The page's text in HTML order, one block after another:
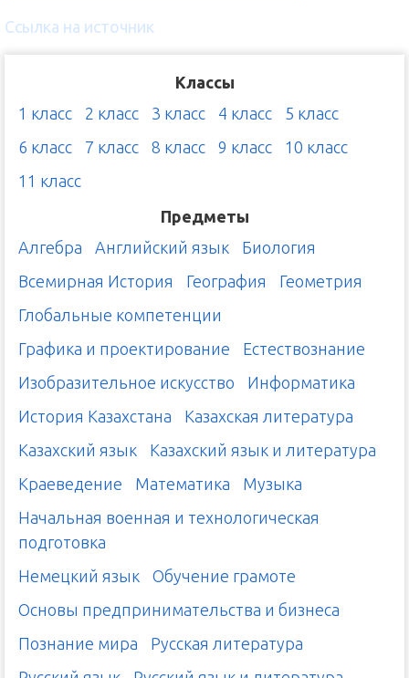
Ссылка на источник
Классы
1 класс
2 класс 3 класс 4 класс
5 класс
6 класс
7 класс 8 класс 9 класс
10 класс
11 класс
Предметы
Алгебра
Английский язык
Биология
Всемирная История
География
Геометрия
Глобальные компетенции
Графика и проектирование
Естествознание
Изобразительное искусство
Информатика
История Казахстана
Казахская литература
Казахский язык
Казахский язык и литература
Краеведение
Математика
Музыка
Начальная военная и технологическая
подготовка
Немецкий язык
Обучение грамоте
Основы предпринимательства и бизнеса
Познание мира
Русская литература